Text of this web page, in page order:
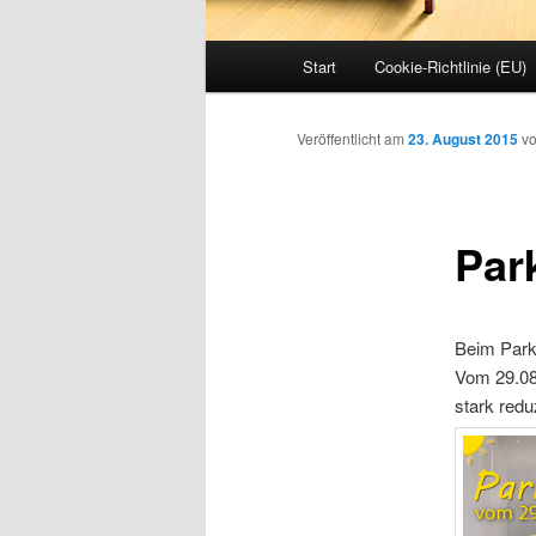
Start Cookie-Richtlinie (EU)
Veröffentlicht am 23. August 2015
Beim
Vom
stark